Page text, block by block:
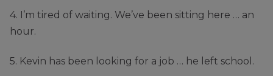
4. I’m tired of waiting. We’ve been sitting here … an
hour.
5. Kevin has been looking for a job … he left school.